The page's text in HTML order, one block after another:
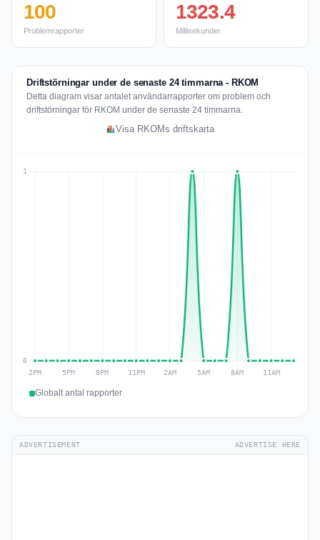
100
Problemrapporter
1323.4
Millisekunder
Driftstörningar under de senaste 24 timmarna - RKOM
Detta diagram visar antalet användarrapporter om problem och
driftstörningar för RKOM under de senaste 24 timmarna.
Visa RKOMs driftskarta
Globalt antal rapporter
ADVERTISEMENT ADVERTISE HERE